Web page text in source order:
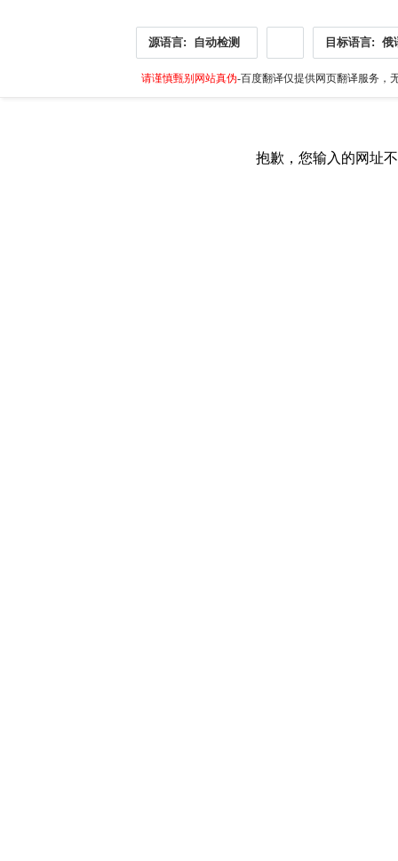
源语言: 自动检测 目标语言: 俄
请谨慎甄别网站真伪-百度翻译仅提供网页翻译服务，